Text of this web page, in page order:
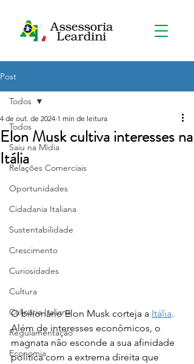
Post
Todos
Saiu na Mídia
Relações Comerciais
Oportunidades
Cidadania Italiana
Sustentabilidade
Crescimento
Curiosidades
Cultura
Culinária Italiana
Regulamentação
Economia
Todos
Elon Musk cultiva interesses na
Itália
4 de out. de 2024 1 min de leitura
O bilionário Elon Musk corteja a Itália.
Além de interesses econômicos, o
magnata não esconde a sua afinidade
política com a extrema direita que